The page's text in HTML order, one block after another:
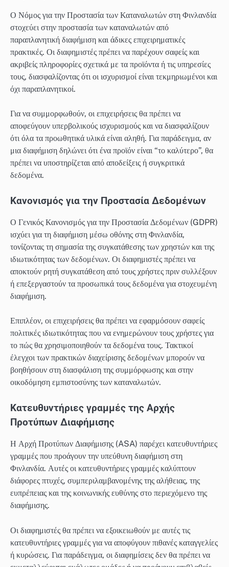
Ο Νόμος για την Προστασία των Καταναλωτών στη Φινλανδία
στοχεύει στην προστασία των καταναλωτών από
παραπλανητική διαφήμιση και άδικες επιχειρηματικές
πρακτικές. Οι διαφημιστές πρέπει να παρέχουν σαφείς και
ακριβείς πληροφορίες σχετικά με τα προϊόντα ή τις υπηρεσίες
τους, διασφαλίζοντας ότι οι ισχυρισμοί είναι τεκμηριωμένοι και
όχι παραπλανητικοί.
Για να συμμορφωθούν, οι επιχειρήσεις θα πρέπει να
αποφεύγουν υπερβολικούς ισχυρισμούς και να διασφαλίζουν
ότι όλα τα προωθητικά υλικά είναι αληθή. Για παράδειγμα, αν
μια διαφήμιση δηλώνει ότι ένα προϊόν είναι “το καλύτερο”, θα
πρέπει να υποστηρίζεται από αποδείξεις ή συγκριτικά
δεδομένα.
Κανονισμός για την Προστασία Δεδομένων
Ο Γενικός Κανονισμός για την Προστασία Δεδομένων (GDPR)
ισχύει για τη διαφήμιση μέσω οθόνης στη Φινλανδία,
τονίζοντας τη σημασία της συγκατάθεσης των χρηστών και της
ιδιωτικότητας των δεδομένων. Οι διαφημιστές πρέπει να
αποκτούν ρητή συγκατάθεση από τους χρήστες πριν συλλέξουν
ή επεξεργαστούν τα προσωπικά τους δεδομένα για στοχευμένη
διαφήμιση.
Επιπλέον, οι επιχειρήσεις θα πρέπει να εφαρμόσουν σαφείς
πολιτικές ιδιωτικότητας που να ενημερώνουν τους χρήστες για
το πώς θα χρησιμοποιηθούν τα δεδομένα τους. Τακτικοί
έλεγχοι των πρακτικών διαχείρισης δεδομένων μπορούν να
βοηθήσουν στη διασφάλιση της συμμόρφωσης και στην
οικοδόμηση εμπιστοσύνης των καταναλωτών.
Κατευθυντήριες γραμμές της Αρχής
Προτύπων Διαφήμισης
Η Αρχή Προτύπων Διαφήμισης (ASA) παρέχει κατευθυντήριες
γραμμές που προάγουν την υπεύθυνη διαφήμιση στη
Φινλανδία. Αυτές οι κατευθυντήριες γραμμές καλύπτουν
διάφορες πτυχές, συμπεριλαμβανομένης της αλήθειας, της
ευπρέπειας και της κοινωνικής ευθύνης στο περιεχόμενο της
διαφήμισης.
Οι διαφημιστές θα πρέπει να εξοικειωθούν με αυτές τις
κατευθυντήριες γραμμές για να αποφύγουν πιθανές καταγγελίες
ή κυρώσεις. Για παράδειγμα, οι διαφημίσεις δεν θα πρέπει να